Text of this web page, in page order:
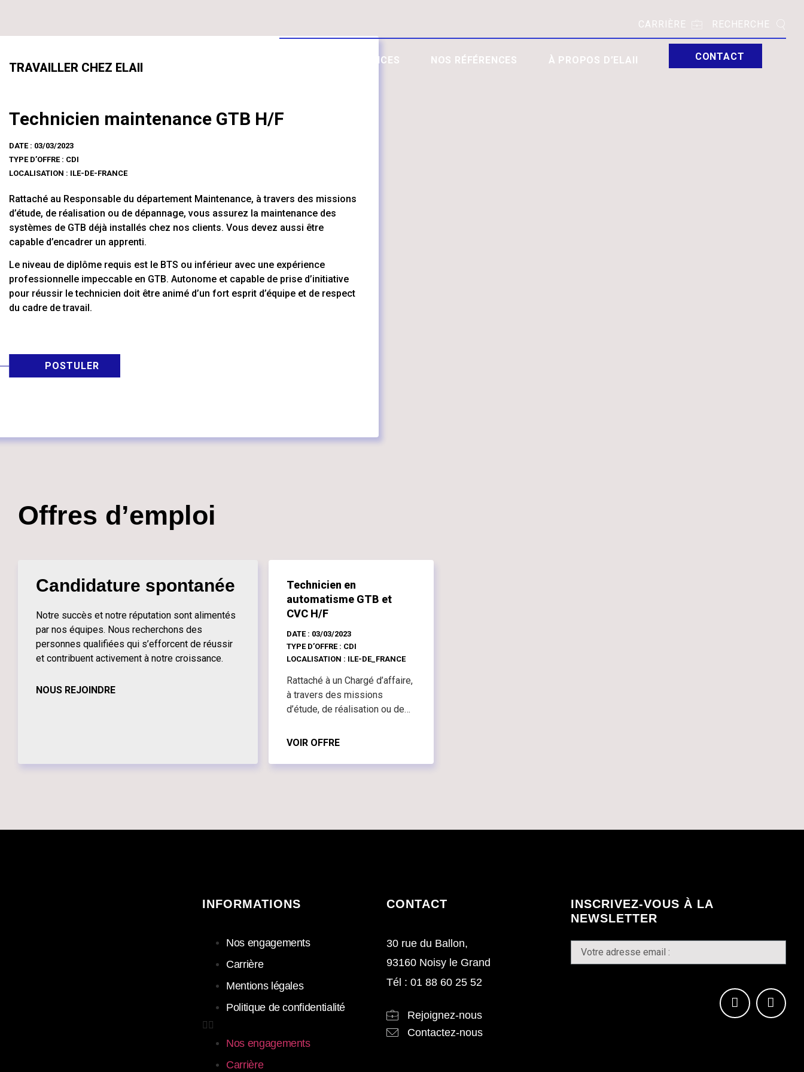
CARRIÈRE RECHERCHE
EXPERTISES & SERVICES NOS RÉFÉRENCES À PROPOS D’ELAII CONTACT
TRAVAILLER CHEZ ELAII
Technicien maintenance GTB H/F
DATE : 03/03/2023
TYPE D’OFFRE : CDI
LOCALISATION : ILE-DE-FRANCE
Rattaché au Responsable du département Maintenance, à travers des missions
d’étude, de réalisation ou de dépannage, vous assurez la maintenance des
systèmes de GTB déjà installés chez nos clients. Vous devez aussi être
capable d’encadrer un apprenti.
Le niveau de diplôme requis est le BTS ou inférieur avec une expérience
professionnelle impeccable en GTB. Autonome et capable de prise d’initiative
pour réussir le technicien doit être animé d’un fort esprit d’équipe et de respect
du cadre de travail.
POSTULER
Offres d’emploi
Candidature spontanée
Notre succès et notre réputation sont alimentés
par nos équipes. Nous recherchons des
personnes qualifiées qui s’efforcent de réussir
et contribuent activement à notre croissance.
NOUS REJOINDRE
Technicien en
automatisme GTB et
CVC H/F
DATE : 03/03/2023
TYPE D’OFFRE : CDI
LOCALISATION : ILE-DE_FRANCE
Rattaché à un Chargé d’affaire,
à travers des missions
d’étude, de réalisation ou de
charge de la gestion et du
aux utilités bâtiments, aux
réussir le technicien doit être
et de respect du cadre de
VOIR OFFRE
INFORMATIONS
Nos engagements
Carrière
Mentions légales
Politique de confidentialité
Nos engagements
Carrière
CONTACT
30 rue du Ballon,
93160 Noisy le Grand
Tél : 01 88 60 25 52
Rejoignez-nous
Contactez-nous
INSCRIVEZ-VOUS À LA
NEWSLETTER